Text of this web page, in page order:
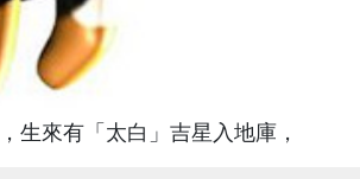
生來有「太白」吉星入地庫，